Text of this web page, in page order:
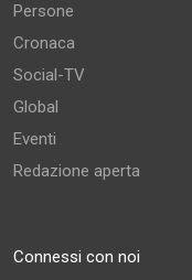
Persone
Cronaca
Social-TV
Global
Eventi
Redazione aperta
Connessi con noi